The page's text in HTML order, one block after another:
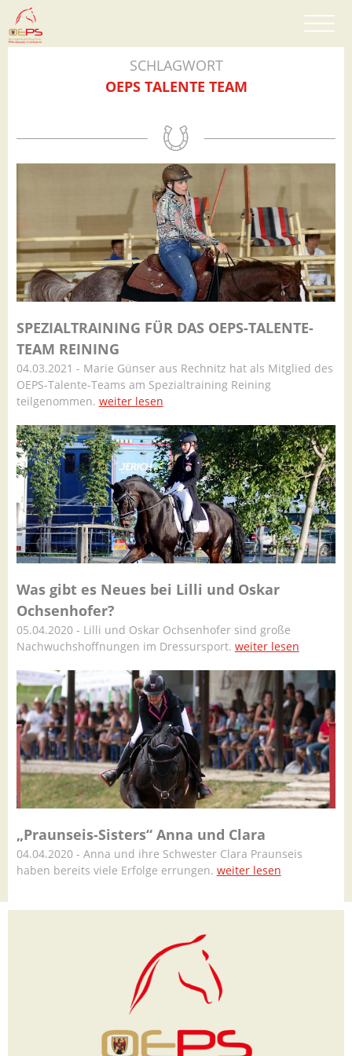
SCHLAGWORT
OEPS TALENTE TEAM
SPEZIALTRAINING FÜR DAS OEPS-TALENTE-
TEAM REINING
04.03.2021 - Marie Günser aus Rechnitz hat als Mitglied des
OEPS-Talente-Teams am Spezialtraining Reining
teilgenommen. weiter lesen
Was gibt es Neues bei Lilli und Oskar
Ochsenhofer?
05.04.2020 - Lilli und Oskar Ochsenhofer sind große
Nachwuchshoffnungen im Dressursport. weiter lesen
„Praunseis-Sisters“ Anna und Clara
04.04.2020 - Anna und ihre Schwester Clara Praunseis
haben bereits viele Erfolge errungen. weiter lesen